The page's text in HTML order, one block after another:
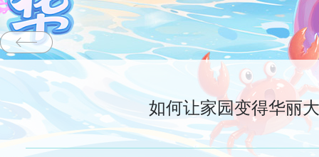
如何让家园变得华丽